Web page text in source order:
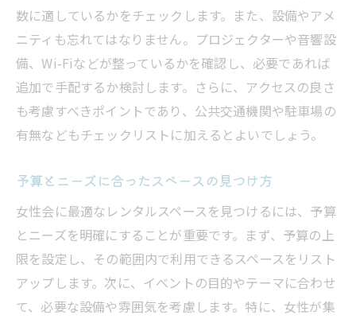
数に適しているかをチェックします。また、設備やアメ
ニティも忘れてはなりません。プロジェクターや音響設
備、Wi-Fiなどが整っているかを確認し、必要であれば
追加で手配するか検討します。さらに、アクセスの良さ
も考慮すべきポイントであり、公共交通機関や駐車場の
有無などもチェックリストに加えるとよいでしょう。
予算とニーズに合ったスペースの見つけ方
女性会に最適なレンタルスペースを見つけるには、予算
とニーズを明確にすることが重要です。まず、予算の上
限を設定し、その範囲内で利用できるスペースをリスト
アップします。次に、イベントの目的やテーマに合わせ
て、必要な設備や雰囲気を考慮します。特に、女性が集